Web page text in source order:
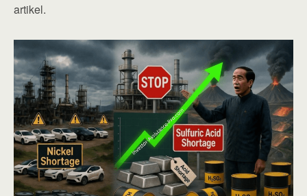
artikel.